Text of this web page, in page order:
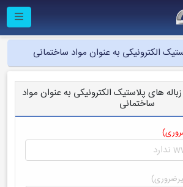
الکترونیکی به عنوان مواد ساختمانی
های پلاستیک الکترونیکی به عنوان مواد
ساختمانی